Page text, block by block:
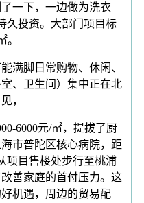
一下，一边做为洗衣
久投资。大部门项目标
。
脚日常购物、休闲、
、卫生间）集中正在北
，
6000元/㎡，提拔了厨
市普陀区核心病院，距
项目售楼处步行至桃浦
善家庭的首付压力。这
机遇，周边的贸易配